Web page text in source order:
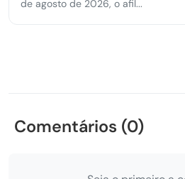
de agosto de 2026, o afil...
Comentários (0)